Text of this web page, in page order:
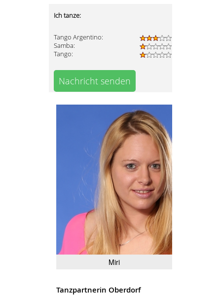
Ich tanze:
Tango Argentino:
Samba:
Tango:
Nachricht senden
Miri
Tanzpartnerin Oberdorf